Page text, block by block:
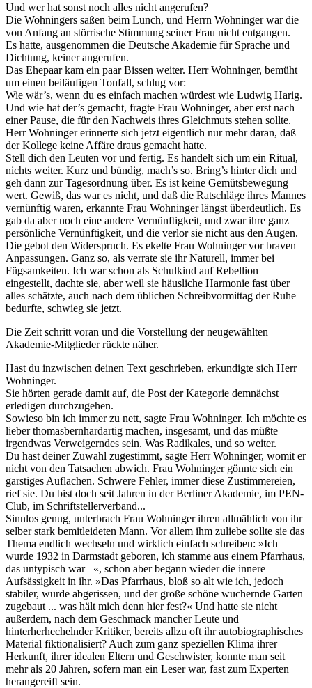
Und wer hat sonst noch alles nicht angerufen?
Die Wohningers saßen beim Lunch, und Herrn Wohninger war die
von Anfang an störrische Stimmung seiner Frau nicht entgangen.
Es hatte, ausgenommen die Deutsche Akademie für Sprache und
Dichtung, keiner angerufen.
Das Ehepaar kam ein paar Bissen weiter. Herr Wohninger, bemüht
um einen beiläufigen Tonfall, schlug vor:
Wie wär’s, wenn du es einfach machen würdest wie Ludwig Harig.
Und wie hat der’s gemacht, fragte Frau Wohninger, aber erst nach
einer Pause, die für den Nachweis ihres Gleichmuts stehen sollte.
Herr Wohninger erinnerte sich jetzt eigentlich nur mehr daran, daß
der Kollege keine Affäre draus gemacht hatte.
Stell dich den Leuten vor und fertig. Es handelt sich um ein Ritual,
nichts weiter. Kurz und bündig, mach’s so. Bring’s hinter dich und
geh dann zur Tagesordnung über. Es ist keine Gemütsbewegung
wert. Gewiß, das war es nicht, und daß die Ratschläge ihres Mannes
vernünftig waren, erkannte Frau Wohninger längst überdeutlich. Es
gab da aber noch eine andere Vernünftigkeit, und zwar ihre ganz
persönliche Vernünftigkeit, und die verlor sie nicht aus den Augen.
Die gebot den Widerspruch. Es ekelte Frau Wohninger vor braven
Anpassungen. Ganz so, als verrate sie ihr Naturell, immer bei
Fügsamkeiten. Ich war schon als Schulkind auf Rebellion
eingestellt, dachte sie, aber weil sie häusliche Harmonie fast über
alles schätzte, auch nach dem üblichen Schreibvormittag der Ruhe
bedurfte, schwieg sie jetzt.
Die Zeit schritt voran und die Vorstellung der neugewählten
Akademie-Mitglieder rückte näher.
Hast du inzwischen deinen Text geschrieben, erkundigte sich Herr
Wohninger.
Sie hörten gerade damit auf, die Post der Kategorie demnächst
erledigen durchzugehen.
Sowieso bin ich immer zu nett, sagte Frau Wohninger. Ich möchte es
lieber thomasbernhardartig machen, insgesamt, und das müßte
irgendwas Verweigerndes sein. Was Radikales, und so weiter.
Du hast deiner Zuwahl zugestimmt, sagte Herr Wohninger, womit er
nicht von den Tatsachen abwich. Frau Wohninger gönnte sich ein
garstiges Auflachen. Schwere Fehler, immer diese Zustimmereien,
rief sie. Du bist doch seit Jahren in der Berliner Akademie, im PEN-
Club, im Schriftstellerverband...
Sinnlos genug, unterbrach Frau Wohninger ihren allmählich von ihr
selber stark bemitleideten Mann. Vor allem ihm zuliebe sollte sie das
Thema endlich wechseln und wirklich einfach schreiben: »Ich
wurde 1932 in Darmstadt geboren, ich stamme aus einem Pfarrhaus,
das untypisch war –«, schon aber begann wieder die innere
Aufsässigkeit in ihr. »Das Pfarrhaus, bloß so alt wie ich, jedoch
stabiler, wurde abgerissen, und der große schöne wuchernde Garten
zugebaut ... was hält mich denn hier fest?« Und hatte sie nicht
außerdem, nach dem Geschmack mancher Leute und
hinterherhechelnder Kritiker, bereits allzu oft ihr autobiographisches
Material fiktionalisiert? Auch zum ganz speziellen Klima ihrer
Herkunft, ihrer idealen Eltern und Geschwister, konnte man seit
mehr als 20 Jahren, sofern man ein Leser war, fast zum Experten
herangereift sein.